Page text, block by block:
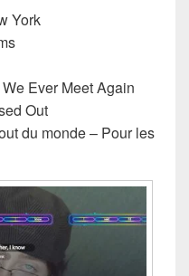
York
Ever Meet Again
Out
du monde – Pour les